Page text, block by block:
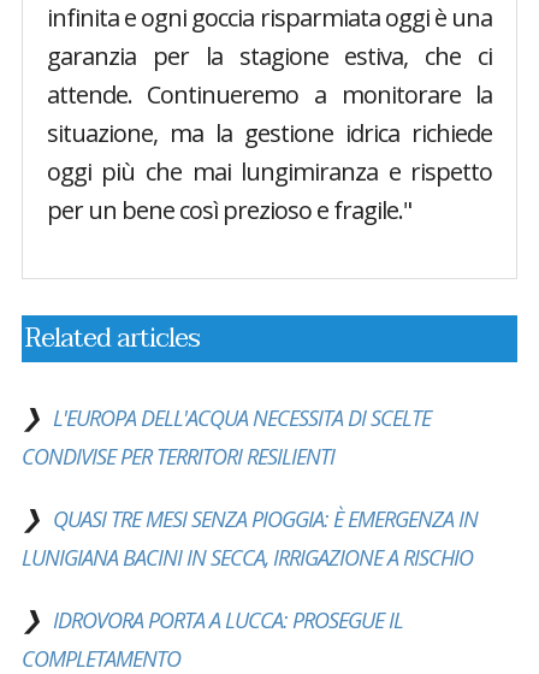
infinita e ogni goccia risparmiata oggi è una
garanzia per la stagione estiva, che ci
attende. Continueremo a monitorare la
situazione, ma la gestione idrica richiede
oggi più che mai lungimiranza e rispetto
per un bene così prezioso e fragile."
Related articles
L'EUROPA DELL'ACQUA NECESSITA DI SCELTE
CONDIVISE PER TERRITORI RESILIENTI
QUASI TRE MESI SENZA PIOGGIA: È EMERGENZA IN
LUNIGIANA BACINI IN SECCA, IRRIGAZIONE A RISCHIO
IDROVORA PORTA A LUCCA: PROSEGUE IL
COMPLETAMENTO